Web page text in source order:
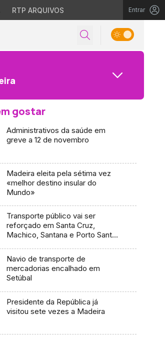
RTP ARQUIVOS Entrar
gostar
Administrativos da saúde em
greve a 12 de novembro
Madeira eleita pela sétima vez
«melhor destino insular do
Mundo»
Transporte público vai ser
reforçado em Santa Cruz,
Machico, Santana e Porto Santo
Navio de transporte de
mercadorias encalhado em
Setúbal
Presidente da República já
visitou sete vezes a Madeira